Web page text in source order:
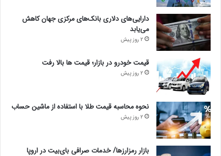
دارایی‌های دلاری بانک‌های مرکزی جهان کاهش
می‌یابد
2 روز پیش
قیمت خودرو در بازار؛ قیمت ها بالا رفت
2 روز پیش
نحوه محاسبه قیمت طلا با استفاده از ماشین حساب
2 روز پیش
بازار رمزارزها/ خدمات صرافی بای‌بیت در اروپا